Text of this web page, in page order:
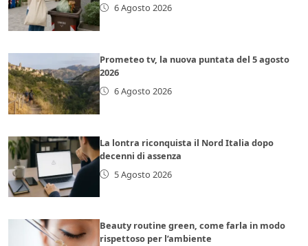
6 Agosto 2026
Prometeo tv, la nuova puntata del 5 agosto
2026
6 Agosto 2026
La lontra riconquista il Nord Italia dopo
decenni di assenza
5 Agosto 2026
Beauty routine green, come farla in modo
rispettoso per l’ambiente